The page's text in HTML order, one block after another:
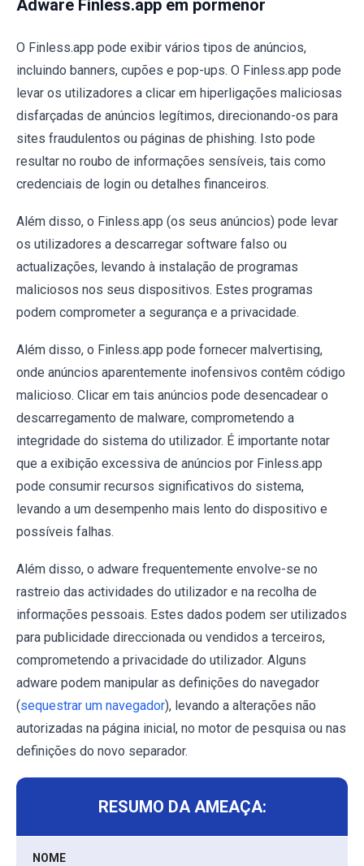
Adware Finless.app em pormenor
O Finless.app pode exibir vários tipos de anúncios,
incluindo banners, cupões e pop-ups. O Finless.app pode
levar os utilizadores a clicar em hiperligações maliciosas
disfarçadas de anúncios legítimos, direcionando-os para
sites fraudulentos ou páginas de phishing. Isto pode
resultar no roubo de informações sensíveis, tais como
credenciais de login ou detalhes financeiros.
Além disso, o Finless.app (os seus anúncios) pode levar
os utilizadores a descarregar software falso ou
actualizações, levando à instalação de programas
maliciosos nos seus dispositivos. Estes programas
podem comprometer a segurança e a privacidade.
Além disso, o Finless.app pode fornecer malvertising,
onde anúncios aparentemente inofensivos contêm código
malicioso. Clicar em tais anúncios pode desencadear o
descarregamento de malware, comprometendo a
integridade do sistema do utilizador. É importante notar
que a exibição excessiva de anúncios por Finless.app
pode consumir recursos significativos do sistema,
levando a um desempenho mais lento do dispositivo e
possíveis falhas.
Além disso, o adware frequentemente envolve-se no
rastreio das actividades do utilizador e na recolha de
informações pessoais. Estes dados podem ser utilizados
para publicidade direccionada ou vendidos a terceiros,
comprometendo a privacidade do utilizador. Alguns
adware podem manipular as definições do navegador
(sequestrar um navegador), levando a alterações não
autorizadas na página inicial, no motor de pesquisa ou nas
definições do novo separador.
RESUMO DA AMEAÇA:
NOME